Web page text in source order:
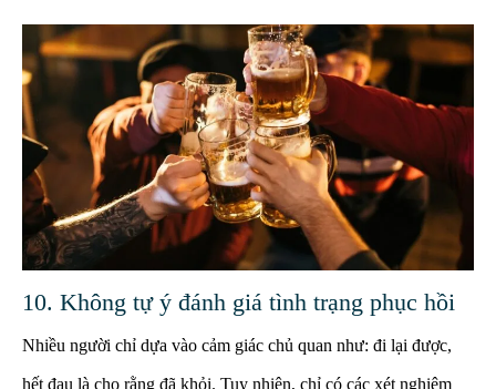
10. Không tự ý đánh giá tình trạng phục hồi
Nhiều người chỉ dựa vào cảm giác chủ quan như: đi lại được,
hết đau là cho rằng đã khỏi. Tuy nhiên, chỉ có các xét nghiệm